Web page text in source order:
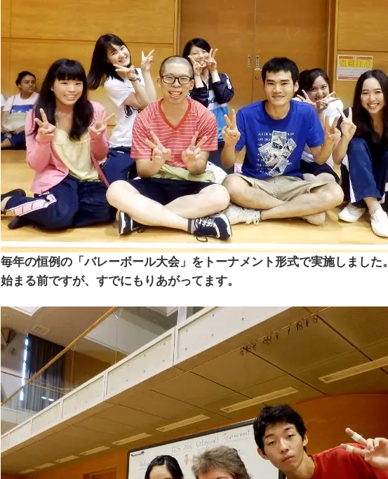
毎年の恒例の「バレーボール大会」をトーナメント形式で実施しました。
始まる前ですが、すでにもりあがってます。